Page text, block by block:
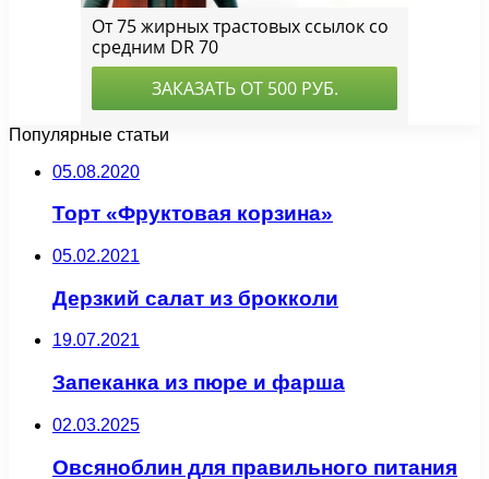
Популярные статьи
05.08.2020
Торт «Фруктовая корзина»
05.02.2021
Дерзкий салат из брокколи
19.07.2021
Запеканка из пюре и фарша
02.03.2025
Овсяноблин для правильного питания